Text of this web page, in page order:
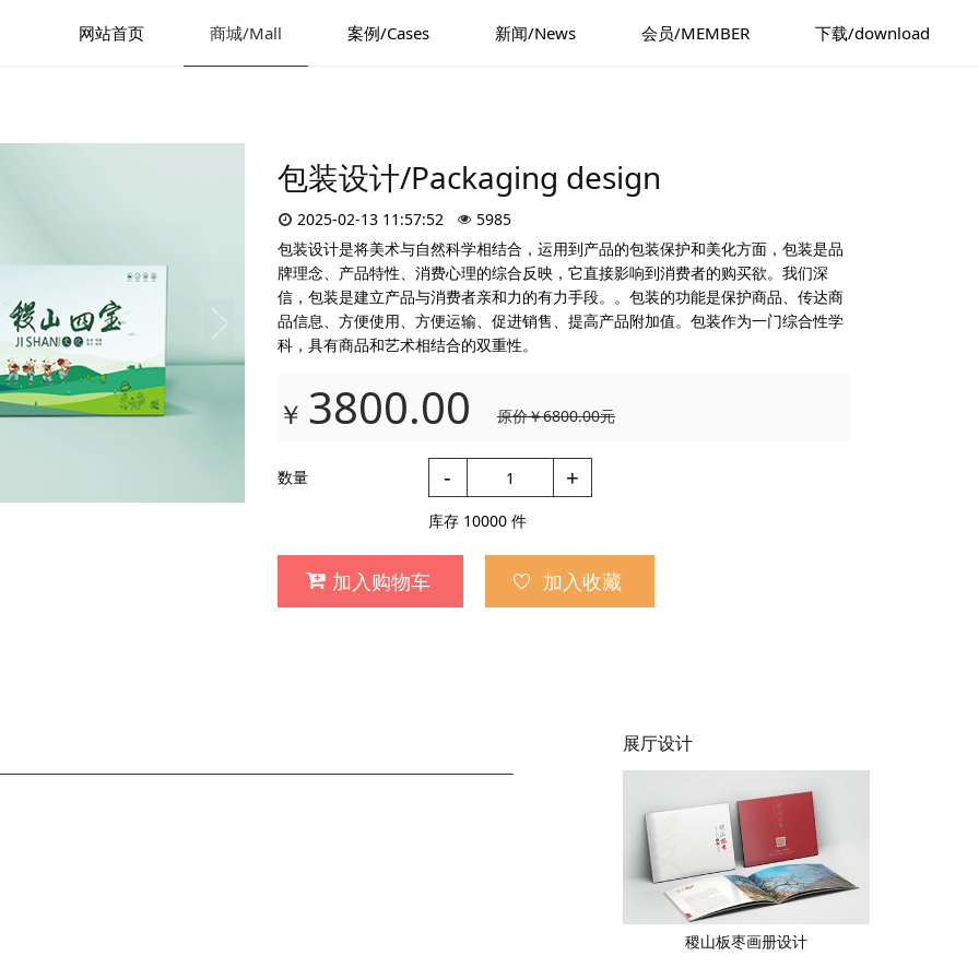
网站首页 商城/Mall 案例/Cases 新闻/News 会员/MEMBER 下载/download
包装设计/Packaging design
2025-02-13 11:57:52
5985
包装设计是将美术与自然科学相结合，运用到产品的包装保护和美化方面，包装是品
牌理念、产品特性、消费心理的综合反映，它直接影响到消费者的购买欲。我们深
信，包装是建立产品与消费者亲和力的有力手段。。包装的功能是保护商品、传达商
品信息、方便使用、方便运输、促进销售、提高产品附加值。包装作为一门综合性学
科，具有商品和艺术相结合的双重性。
￥ 3800.00 原价￥6800.00元
数量 - +
库存 10000件
加入收藏
加入购物车
展厅设计
稷山板枣画册设计